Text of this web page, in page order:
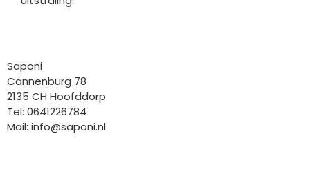
Saponi
Cannenburg 78
2135 CH Hoofddorp
Tel: 0641226784
Mail: info@saponi.nl